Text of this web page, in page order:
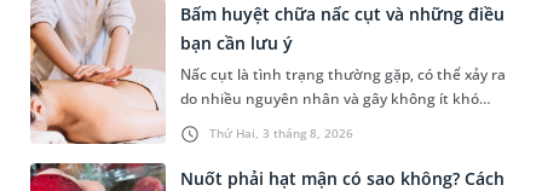
Thứ Hai, 3 tháng 8, 2026
Bấm huyệt chữa nấc cụt và những điều
bạn cần lưu ý
Nấc cụt là tình trạng thường gặp, có thể xảy ra
do nhiều nguyên nhân và gây không ít khó
chịu. Bấm huyệt chữa nấc cụt là một trong
những phương pháp được nhiều người tìm
hiểu để hỗ trợ tình trạng này. Mời bạn cùng
Nuốt phải hạt mận có sao không? Cách